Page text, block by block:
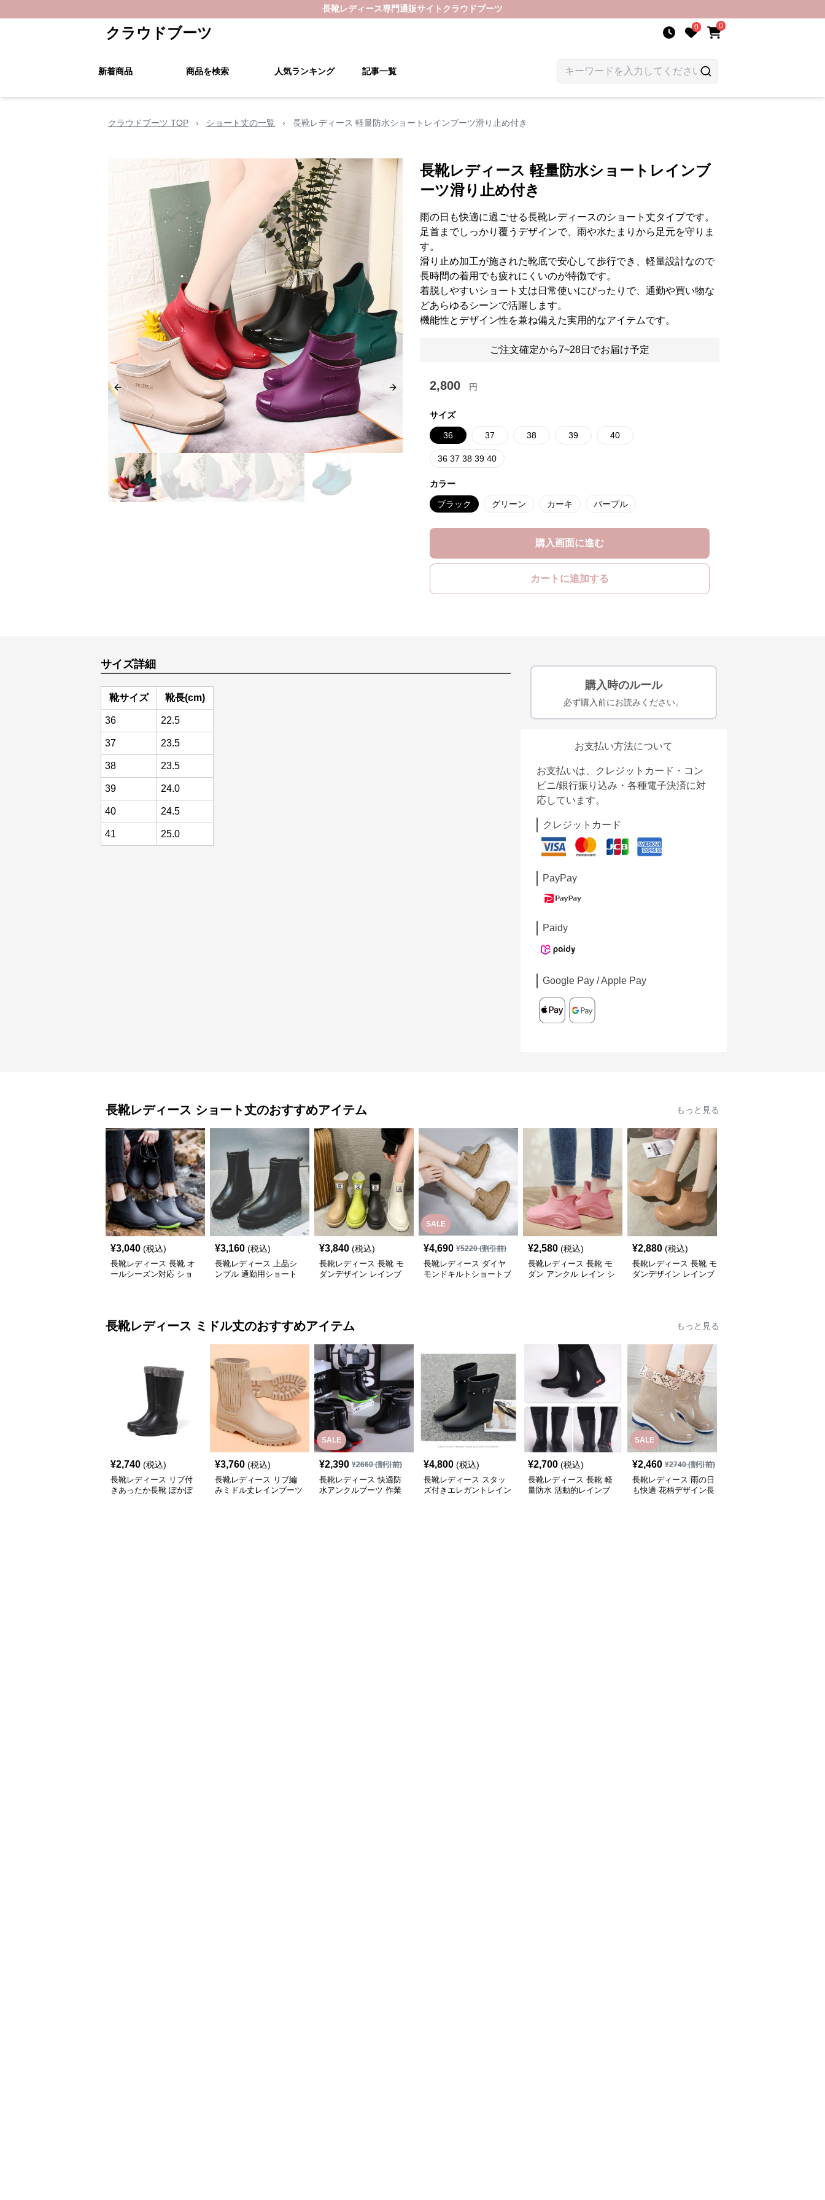
長靴レディース専門通販サイト クラウドブーツ
クラウドブーツ 0 0
新着商品 商品を検索 人気ランキング 記事一覧
クラウドブーツ TOP › ショート丈の一覧 › 長靴レディース 軽量防水ショートレインブーツ滑り止め付き
Previous slide Next slide
長靴レディース 軽量防水ショートレインブ
ーツ滑り止め付き
雨の日も快適に過ごせる長靴レディースのショート丈タイプです。
足首までしっかり覆うデザインで、雨や水たまりから足元を守りま
す。
滑り止め加工が施された靴底で安心して歩行でき、軽量設計なので
長時間の着用でも疲れにくいのが特徴です。
着脱しやすいショート丈は日常使いにぴったりで、通勤や買い物な
どあらゆるシーンで活躍します。
機能性とデザイン性を兼ね備えた実用的なアイテムです。
ご注文確定から7~28日でお届け予定
2,800 円
サイズ
36 37 38 39 40
36 37 38 39 40
カラー
ブラック グリーン カーキ パープル
購入画面に進む
カートに追加する
サイズ詳細
靴サイズ 靴長(cm)
36 22.5
37 23.5
38 23.5
39 24.0
40 24.5
41 25.0
購入時のルール
必ず購入前にお読みください。
お支払い方法について
お支払いは、クレジットカード・コン
ビニ/銀行振り込み・各種電子決済に対
応しています。
クレジットカード
PayPay
Paidy
Google Pay / Apple Pay
長靴レディース ショート丈のおすすめアイテム もっと見る
¥3,040 (税込)
長靴レディース 長靴 オ
ールシーズン対応 ショ
¥3,160 (税込)
長靴レディース 上品シ
ンプル 通勤用ショート
¥3,840 (税込)
長靴レディース 長靴 モ
ダンデザイン レインブ
SALE
¥4,690 ¥5220(割引前)
長靴レディース ダイヤ
モンドキルトショートブ
¥2,580 (税込)
長靴レディース 長靴 モ
ダン アンクル レイン シ
¥2,880 (税込)
長靴レディース 長靴 モ
ダンデザイン レインブ
長靴レディース ミドル丈のおすすめアイテム もっと見る
¥2,740 (税込)
長靴レディース リブ付
きあったか長靴 ぽかぽ
¥3,760 (税込)
長靴レディース リブ編
みミドル丈レインブーツ
SALE
¥2,390 ¥2660(割引前)
長靴レディース 快適防
水アンクルブーツ 作業
¥4,800 (税込)
長靴レディース スタッ
ズ付きエレガントレイン
¥2,700 (税込)
長靴レディース 長靴 軽
量防水 活動的レインブ
SALE
¥2,460 ¥2740(割引前)
長靴レディース 雨の日
も快適 花柄デザイン長